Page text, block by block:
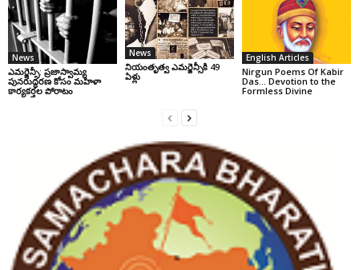
News
ఎమర్జెన్సీ: ప్రజాస్వామ్య
పునరుద్ధరణ కోసం మహిళా
కార్యకర్తల పోరాటం
News
నియంతృత్వ ఎమర్జెన్సీకి 49
ఏళ్లు
English Articles
Nirgun Poems Of Kabir
Das… Devotion to the
Formless Divine